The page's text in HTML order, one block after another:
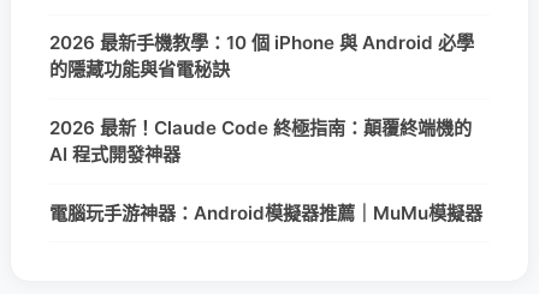
2026 最新手機教學：10 個 iPhone 與 Android 必學
的隱藏功能與省電秘訣
2026 最新！Claude Code 終極指南：顛覆終端機的
AI 程式開發神器
電腦玩手游神器：Android模擬器推薦｜MuMu模擬器